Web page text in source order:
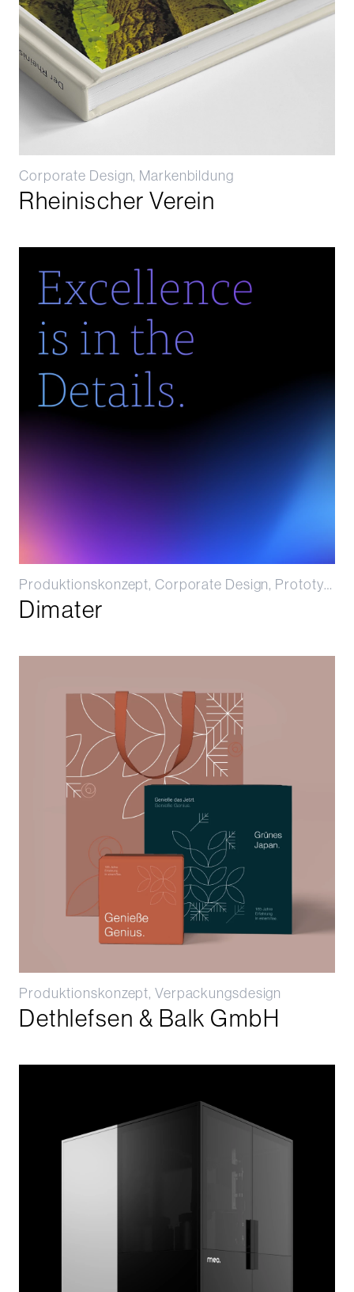
Corporate Design, Markenbildung
Rheinischer Verein
Produktionskonzept, Corporate Design, Prototyping
Dimater
Produktionskonzept, Verpackungsdesign
Dethlefsen & Balk GmbH